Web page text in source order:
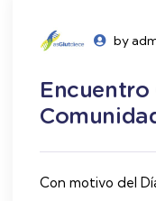
by
Con motivo del